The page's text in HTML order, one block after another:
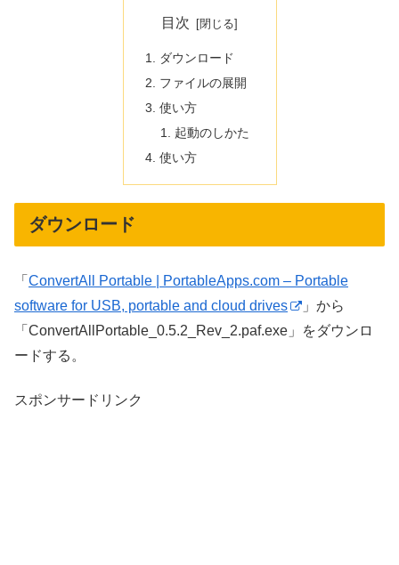
目次
ダウンロード
ファイルの展開
使い方
起動のしかた
使い方
ダウンロード
「 ConvertAll Portable | PortableApps.com – Portable
software for USB, portable and cloud drives
」から
「ConvertAllPortable_0.5.2_Rev_2.paf.exe」をダウンロ
ードする。
スポンサードリンク